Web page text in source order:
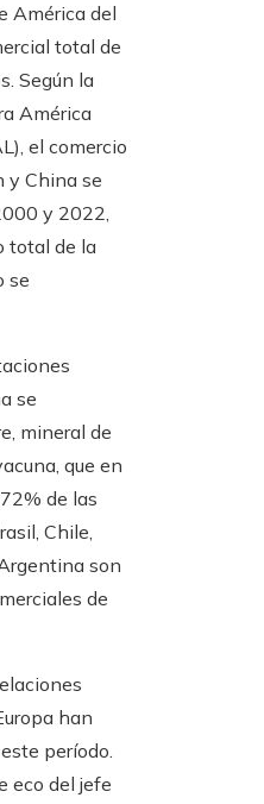
América del
total de
Según la
América
el comercio
y China se
y 2022,
total de la
se
se
mineral de
que en
de las
Chile,
son
de
han
período.
eco del jefe